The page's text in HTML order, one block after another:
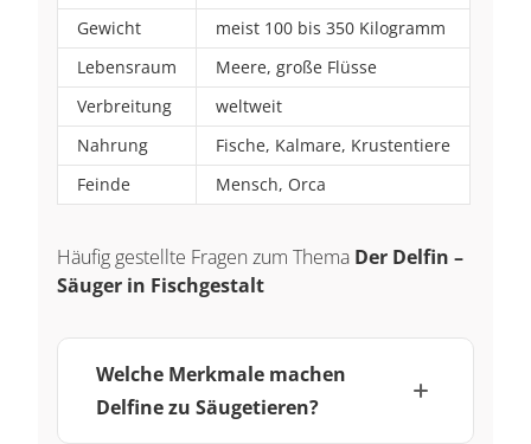
Gewicht
meist 100 bis 350 Kilogramm
Lebensraum
Meere, große Flüsse
Verbreitung
weltweit
Nahrung
Fische, Kalmare, Krustentiere
Feinde
Mensch, Orca
Häufig gestellte Fragen zum Thema Der Delfin –
Säuger in Fischgestalt
Welche Merkmale machen
Delfine zu Säugetieren?